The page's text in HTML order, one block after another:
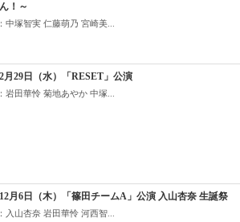
！～
中塚智実 仁藤萌乃 宮崎美...
月29日（水）「RESET」公演
岩田華怜 菊地あやか 中塚...
月6日（木）「篠田チームA」公演 入山杏奈 生誕祭
入山杏奈 岩田華怜 河西智...